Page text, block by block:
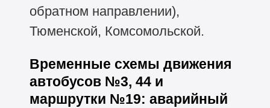
обратном направлении),
Тюменской, Комсомольской.
Временные схемы движения
автобусов №3, 44 и
маршрутки №19: аварийный